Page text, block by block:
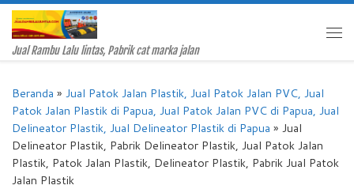
Skip to content
Jual Rambu Lalu lintas, Pabrik cat marka jalan
Beranda » Jual Patok Jalan Plastik, Jual Patok Jalan PVC, Jual
Patok Jalan Plastik di Papua, Jual Patok Jalan PVC di Papua, Jual
Delineator Plastik, Jual Delineator Plastik di Papua » Jual
Delineator Plastik, Pabrik Delineator Plastik, Jual Patok Jalan
Plastik, Patok Jalan Plastik, Delineator Plastik, Pabrik Jual Patok
Jalan Plastik